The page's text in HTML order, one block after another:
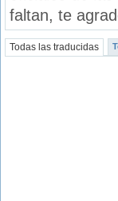
faltan, te
Todas las traducidas